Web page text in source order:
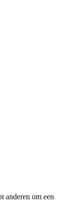
anderen om een